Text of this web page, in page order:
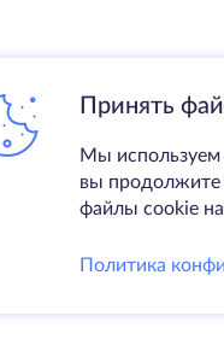
Принять
Мы используем
вы продолжите
файлы cookie
Политика